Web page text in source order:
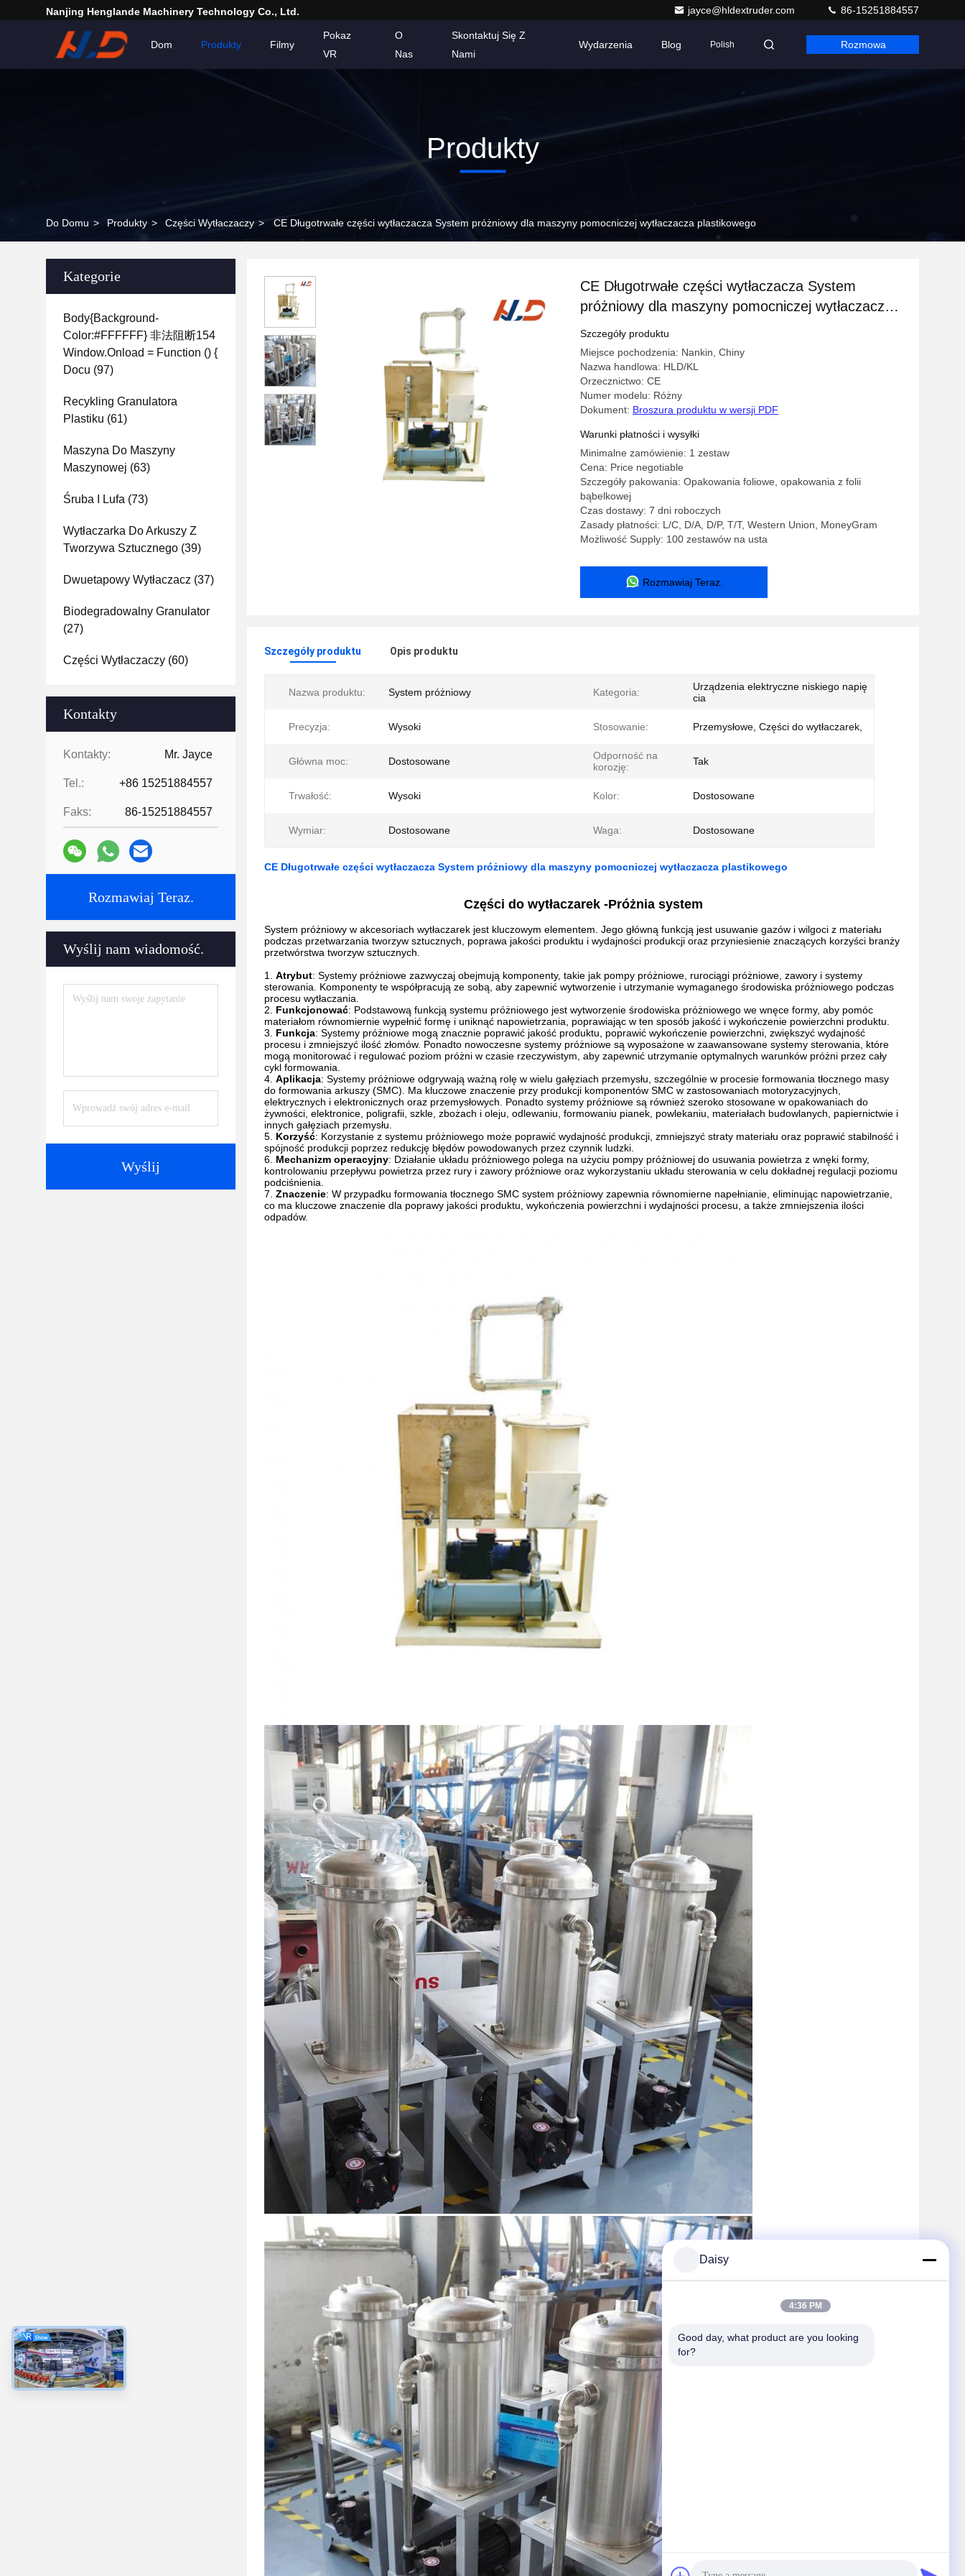
Nanjing Henglande Machinery Technology Co., Ltd. jayce@hldextruder.com 86-15251884557
Dom Produkty Filmy
Pokaz
VR
O
Nas
Skontaktuj Się Z
Nami
Wydarzenia Blog Polish Rozmowa
Produkty
Do Domu > Produkty > Części Wytłaczaczy > CE Długotrwałe części wytłaczacza System próżniowy dla maszyny pomocniczej wytłaczacza plastikowego
Kategorie
Body{background-
Color:#FFFFFF} 非法阻断154
Window.onload = Function () {
Docu (97)
Recykling Granulatora
Plastiku (61)
Maszyna Do Maszyny
Maszynowej (63)
Śruba I Lufa (73)
Wytłaczarka Do Arkuszy Z
Tworzywa Sztucznego (39)
Dwuetapowy Wytłaczacz (37)
Biodegradowalny Granulator
(27)
Części Wytłaczaczy (60)
Kontakty
Kontakty: Mr. Jayce
Tel.: +86 15251884557
Faks: 86-15251884557
Rozmawiaj Teraz.
Wyślij nam wiadomość.
Wyślij
CE Długotrwałe części wytłaczacza System
próżniowy dla maszyny pomocniczej wytłaczacza
plastikowego
Szczegóły produktu
Miejsce pochodzenia: Nankin, Chiny
Nazwa handlowa: HLD/KL
Orzecznictwo: CE
Numer modelu: Różny
Dokument: Broszura produktu w wersji PDF
Warunki płatności i wysyłki
Minimalne zamówienie: 1 zestaw
Cena: Price negotiable
Szczegóły pakowania: Opakowania foliowe, opakowania z folii
bąbelkowej
Czas dostawy: 7 dni roboczych
Zasady płatności: L/C, D/A, D/P, T/T, Western Union, MoneyGram
Możliwość Supply: 100 zestawów na usta
Rozmawiaj Teraz.
Szczegóły produktu Opis produktu
Nazwa produktu: System próżniowy Kategoria:
Urządzenia elektryczne niskiego napię
cia
Precyzja: Wysoki Stosowanie: Przemysłowe, Części do wytłaczarek,
Główna moc: Dostosowane
Odporność na
korozję:
Tak
Trwałość: Wysoki Kolor: Dostosowane
Wymiar: Dostosowane Waga: Dostosowane
CE Długotrwałe części wytłaczacza System próżniowy dla maszyny pomocniczej wytłaczacza plastikowego
Części do wytłaczarek -Próżnia system
System próżniowy w akcesoriach wytłaczarek jest kluczowym elementem. Jego główną funkcją jest usuwanie gazów i wilgoci z materiału
podczas przetwarzania tworzyw sztucznych, poprawa jakości produktu i wydajności produkcji oraz przyniesienie znaczących korzyści branży
przetwórstwa tworzyw sztucznych.
Atrybut: Systemy próżniowe zazwyczaj obejmują komponenty, takie jak pompy próżniowe, rurociągi próżniowe, zawory i systemy
sterowania. Komponenty te współpracują ze sobą, aby zapewnić wytworzenie i utrzymanie wymaganego środowiska próżniowego podczas
procesu wytłaczania.
Funkcjonować: Podstawową funkcją systemu próżniowego jest wytworzenie środowiska próżniowego we wnęce formy, aby pomóc
materiałom równomiernie wypełnić formę i uniknąć napowietrzania, poprawiając w ten sposób jakość i wykończenie powierzchni produktu.
Funkcja: Systemy próżniowe mogą znacznie poprawić jakość produktu, poprawić wykończenie powierzchni, zwiększyć wydajność
procesu i zmniejszyć ilość złomów. Ponadto nowoczesne systemy próżniowe są wyposażone w zaawansowane systemy sterowania, które
mogą monitorować i regulować poziom próżni w czasie rzeczywistym, aby zapewnić utrzymanie optymalnych warunków próżni przez cały
cykl formowania.
Aplikacja: Systemy próżniowe odgrywają ważną rolę w wielu gałęziach przemysłu, szczególnie w procesie formowania tłocznego masy
do formowania arkuszy (SMC). Ma kluczowe znaczenie przy produkcji komponentów SMC w zastosowaniach motoryzacyjnych,
elektrycznych i elektronicznych oraz przemysłowych. Ponadto systemy próżniowe są również szeroko stosowane w opakowaniach do
żywności, elektronice, poligrafii, szkle, zbożach i oleju, odlewaniu, formowaniu pianek, powlekaniu, materiałach budowlanych, papiernictwie i
innych gałęziach przemysłu.
Korzyść: Korzystanie z systemu próżniowego może poprawić wydajność produkcji, zmniejszyć straty materiału oraz poprawić stabilność i
spójność produkcji poprzez redukcję błędów powodowanych przez czynnik ludzki.
Mechanizm operacyjny: Działanie układu próżniowego polega na użyciu pompy próżniowej do usuwania powietrza z wnęki formy,
kontrolowaniu przepływu powietrza przez rury i zawory próżniowe oraz wykorzystaniu układu sterowania w celu dokładnej regulacji poziomu
podciśnienia.
Znaczenie: W przypadku formowania tłocznego SMC system próżniowy zapewnia równomierne napełnianie, eliminując napowietrzanie,
co ma kluczowe znaczenie dla poprawy jakości produktu, wykończenia powierzchni i wydajności procesu, a także zmniejszenia ilości
odpadów.
Daisy
4:36 PM
Good day, what product are you looking
for?